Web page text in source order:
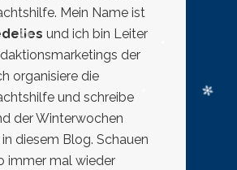
Mein Name ist
und ich bin Leiter
der
organisiere die
und schreibe
der Winterwochen
diesem Blog. Schauen
immer mal wieder